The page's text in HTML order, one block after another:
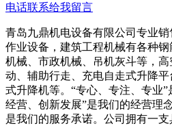
电话联系给我留言
青岛九鼎机电设备有限公司专业
作业设备，建筑工程机械有各种
机械、市政机械、吊机灰斗等，
动、辅助行走、充电自走式升降
式升降机等。“专心、专注、专业
经营、创新发展”是我们的经营理
是我们的服务承诺。公司拥有一支